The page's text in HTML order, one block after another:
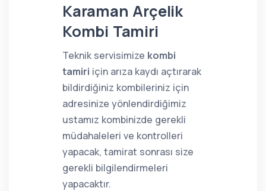
Karaman Arçelik
Kombi Tamiri
Teknik servisimize kombi
tamiri için arıza kaydı açtırarak
bildirdiğiniz kombileriniz için
adresinize yönlendirdiğimiz
ustamız kombinizde gerekli
müdahaleleri ve kontrolleri
yapacak, tamirat sonrası size
gerekli bilgilendirmeleri
yapacaktır.